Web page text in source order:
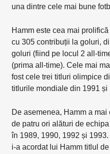
una dintre cele mai bune
Hamm este cea mai
cu 305 contribuții la goluri,
goluri (fiind pe locul 2 all-
(prima all-time). Cele mai
fost cele trei titluri olimpice
titlurile mondiale din 1991 și
De asemenea, Hamm a
de patru ori alături de
în 1989, 1990, 1992 și
i-a acordat lui Hamm titlul